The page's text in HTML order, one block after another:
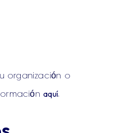
organización o
aquí.